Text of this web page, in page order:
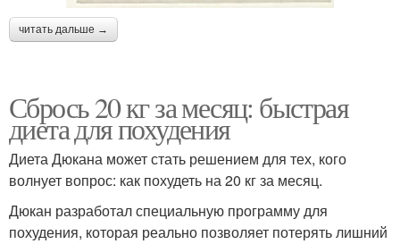
читать дальше →
Сбрось 20 кг за месяц: быстрая
диета для похудения
Диета Дюкана может стать решением для тех, кого
волнует вопрос: как похудеть на 20 кг за месяц.
Дюкан разработал специальную программу для
похудения, которая реально позволяет потерять лишний